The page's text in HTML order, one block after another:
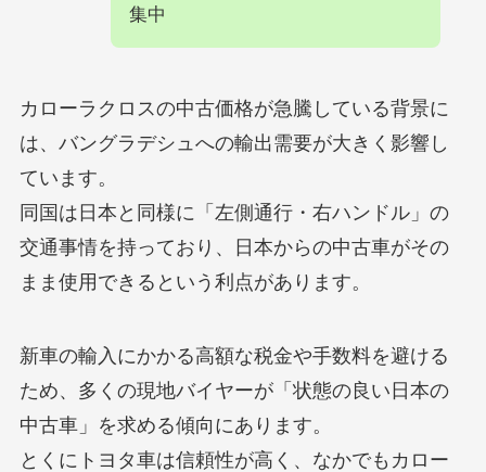
集中
カローラクロスの中古価格が急騰している背景に
は、バングラデシュへの輸出需要が大きく影響し
ています。
同国は日本と同様に「左側通行・右ハンドル」の
交通事情を持っており、日本からの中古車がその
まま使用できるという利点があります。
新車の輸入にかかる高額な税金や手数料を避ける
ため、多くの現地バイヤーが「状態の良い日本の
中古車」を求める傾向にあります。
とくにトヨタ車は信頼性が高く、なかでもカロー